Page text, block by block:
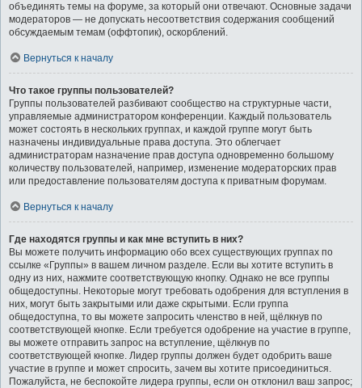
объединять темы на форуме, за который они отвечают. Основные задачи
модераторов — не допускать несоответствия содержания сообщений
обсуждаемым темам (оффтопик), оскорблений.
Вернуться к началу
Что такое группы пользователей?
Группы пользователей разбивают сообщество на структурные части,
управляемые администратором конференции. Каждый пользователь
может состоять в нескольких группах, и каждой группе могут быть
назначены индивидуальные права доступа. Это облегчает
администраторам назначение прав доступа одновременно большому
количеству пользователей, например, изменение модераторских прав
или предоставление пользователям доступа к приватным форумам.
Вернуться к началу
Где находятся группы и как мне вступить в них?
Вы можете получить информацию обо всех существующих группах по
ссылке «Группы» в вашем личном разделе. Если вы хотите вступить в
одну из них, нажмите соответствующую кнопку. Однако не все группы
общедоступны. Некоторые могут требовать одобрения для вступления в
них, могут быть закрытыми или даже скрытыми. Если группа
общедоступна, то вы можете запросить членство в ней, щёлкнув по
соответствующей кнопке. Если требуется одобрение на участие в группе,
вы можете отправить запрос на вступление, щёлкнув по
соответствующей кнопке. Лидер группы должен будет одобрить ваше
участие в группе и может спросить, зачем вы хотите присоединиться.
Пожалуйста, не беспокойте лидера группы, если он отклонил ваш запрос;